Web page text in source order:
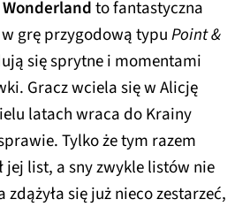
to fantastyczna
grę przygodową typuPoint &
się sprytne i momentami
Gracz wciela się w Alicję
latach wraca do Krainy
Tylko że tym razem
jej list, a sny zwykle listów nie
się już nieco zestarzeć,